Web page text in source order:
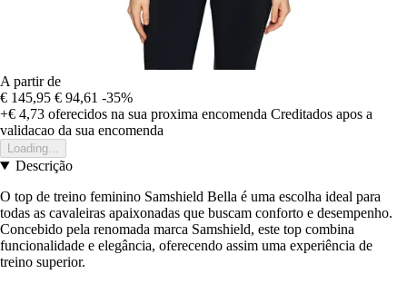
A partir de
€ 145,95 € 94,61 -35%
+€ 4,73 oferecidos na sua proxima encomenda Creditados apos a
validacao da sua encomenda
Loading...
Descrição
O top de treino feminino Samshield Bella é uma escolha ideal para
todas as cavaleiras apaixonadas que buscam conforto e desempenho.
Concebido pela renomada marca Samshield, este top combina
funcionalidade e elegância, oferecendo assim uma experiência de
treino superior.